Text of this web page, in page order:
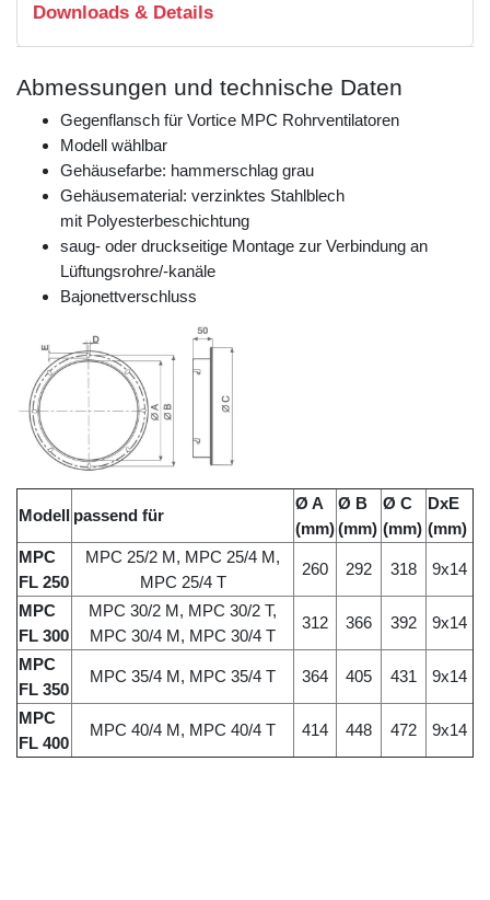
Downloads & Details
Abmessungen und technische Daten
Gegenflansch für Vortice MPC Rohrventilatoren
Modell wählbar
Gehäusefarbe: hammerschlag grau
Gehäusematerial: verzinktes Stahlblech
mit Polyesterbeschichtung
saug- oder druckseitige Montage zur Verbindung an
Lüftungsrohre/-kanäle
Bajonettverschluss
Modell passend für
Ø A
(mm)
Ø B
(mm)
Ø C
(mm)
DxE
(mm)
MPC
FL 250
MPC 25/2 M, MPC 25/4 M,
MPC 25/4 T
260 292 318 9x14
MPC
FL 300
MPC 30/2 M, MPC 30/2 T,
MPC 30/4 M, MPC 30/4 T
312 366 392 9x14
MPC
FL 350
MPC 35/4 M, MPC 35/4 T 364 405 431 9x14
MPC
FL 400
MPC 40/4 M, MPC 40/4 T 414 448 472 9x14